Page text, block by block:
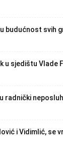
budućnost svih
u sjedištu Vlade
radnički neposluh
i Vidimlić, se